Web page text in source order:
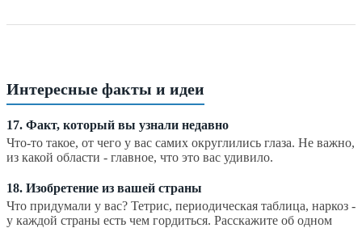
Интересные факты и идеи
17. Факт, который вы узнали недавно
Что-то такое, от чего у вас самих округлились глаза. Не важно,
из какой области - главное, что это вас удивило.
18. Изобретение из вашей страны
Что придумали у вас? Тетрис, периодическая таблица, наркоз -
у каждой страны есть чем гордиться. Расскажите об одном